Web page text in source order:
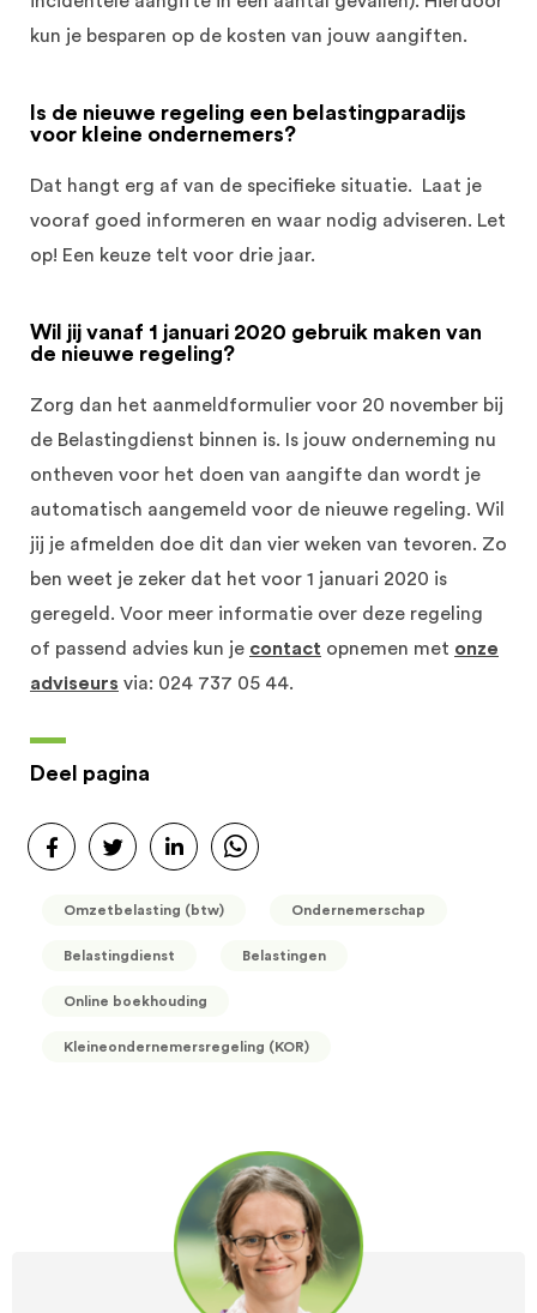
kun je besparen op de kosten van jouw aangiften.
Is de nieuwe regeling een belastingparadijs
voor kleine ondernemers?
Dat hangt erg af van de specifieke situatie. Laat je
vooraf goed informeren en waar nodig adviseren. Let
op! Een keuze telt voor drie jaar.
Wil jij vanaf 1 januari 2020 gebruik maken van
de nieuwe regeling?
Zorg dan het aanmeldformulier voor 20 november bij
de Belastingdienst binnen is. Is jouw onderneming nu
ontheven voor het doen van aangifte dan wordt je
automatisch aangemeld voor de nieuwe regeling. Wil
jij je afmelden doe dit dan vier weken van tevoren. Zo
ben weet je zeker dat het voor 1 januari 2020 is
geregeld. Voor meer informatie over deze regeling
of passend advies kun je contact opnemen met onze
adviseurs via: 024 737 05 44.
Deel pagina
Omzetbelasting (btw) Ondernemerschap
Belastingdienst Belastingen
Online boekhouding
Kleineondernemersregeling (KOR)